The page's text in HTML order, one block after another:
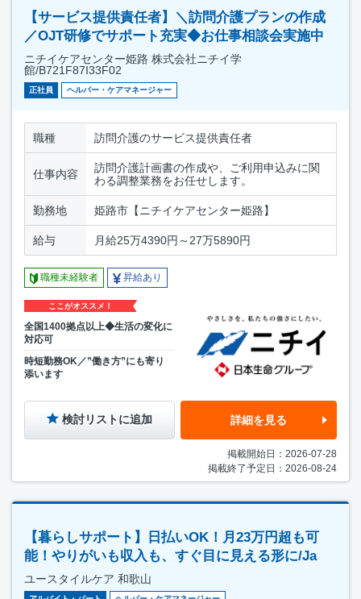
【サービス提供責任者】＼訪問介護プランの作成
／OJT研修でサポート充実◆お仕事相談会実施中
ニチイケアセンター姫路 株式会社ニチイ学
館/B721F87I33F02
正社員 ヘルパー・ケアマネージャー
職種 訪問介護のサービス提供責任者
仕事内容
訪問介護計画書の作成や、ご利用申込みに関
わる調整業務をお任せします。
勤務地 姫路市【ニチイケアセンター姫路】
給与 月給25万4390円～27万5890円
職種未経験者 昇給あり
ここがオススメ！
全国1400拠点以上◆生活の変化に
対応可
時短勤務OK／”働き方”にも寄り
添います
検討リストに追加 詳細を見る
掲載開始日：2026-07-28
掲載終了予定日：2026-08-24
【暮らしサポート】日払いOK！月23万円超も可
能！やりがいも収入も、すぐ目に見える形に/Ja
ユースタイルケア 和歌山